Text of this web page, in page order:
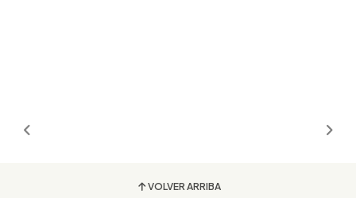
VOLVER ARRIBA